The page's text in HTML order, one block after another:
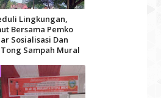
Lingkungan,
Bersama Pemko
Sosialisasi Dan
Sampah Mural